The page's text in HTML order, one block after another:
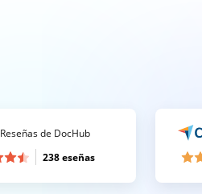
Reseñas de DocHub
238 eseñas